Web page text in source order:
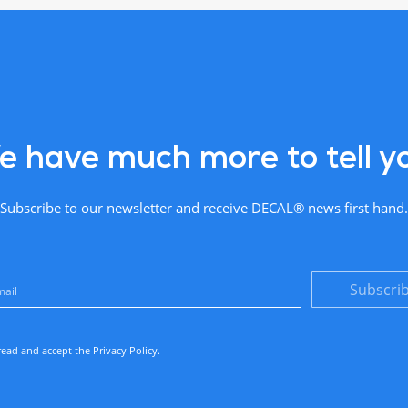
have much more to tell
Subscribe to our newsletter and receive DECAL® news first hand.
and accept the Privacy Policy.